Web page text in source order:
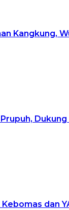
Kangkung,
dan